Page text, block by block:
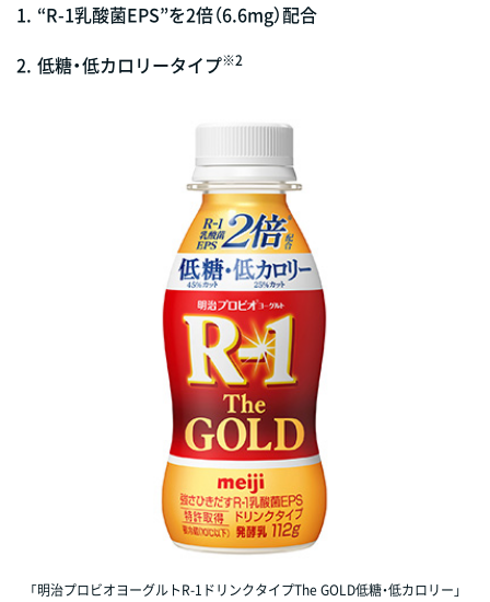
1. “R-1乳酸菌EPS”を2倍（6.6mg）配合
2. 低糖・低カロリータイプ※2
「明治プロビオヨーグルトR-1ドリンクタイプThe GOLD低糖・低カロリー」